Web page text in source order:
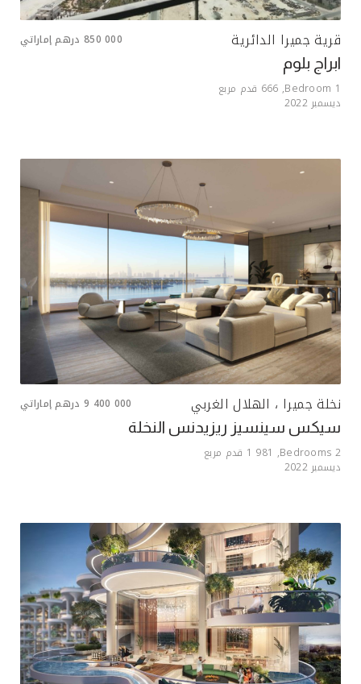
قرية جميرا الدائرية 850 000 درهم إماراتي
ابراج بلوم
1
666 قدم مربع
ديسمبر 2022
نخلة جميرا ، الهلال الغربي 9 400 000 درهم إماراتي
سيكس سينسيز ريزيدنس النخلة
2
1 981 قدم مربع
ديسمبر 2022